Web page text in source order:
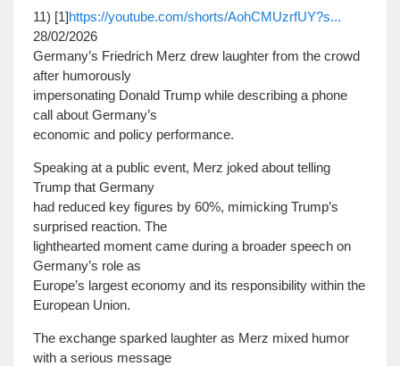
11) [1]https://youtube.com/shorts/AohCMUzrfUY?s...
28/02/2026
Germany’s Friedrich Merz drew laughter from the crowd
after humorously
impersonating Donald Trump while describing a phone
call about Germany’s
economic and policy performance.
Speaking at a public event, Merz joked about telling
Trump that Germany
had reduced key figures by 60%, mimicking Trump’s
surprised reaction. The
lighthearted moment came during a broader speech on
Germany’s role as
Europe’s largest economy and its responsibility within the
European Union.
The exchange sparked laughter as Merz mixed humor
with a serious message